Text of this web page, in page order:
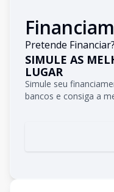
Pretende Financiar?
SIMULE AS
LUGAR
Simule seu
bancos e consiga a